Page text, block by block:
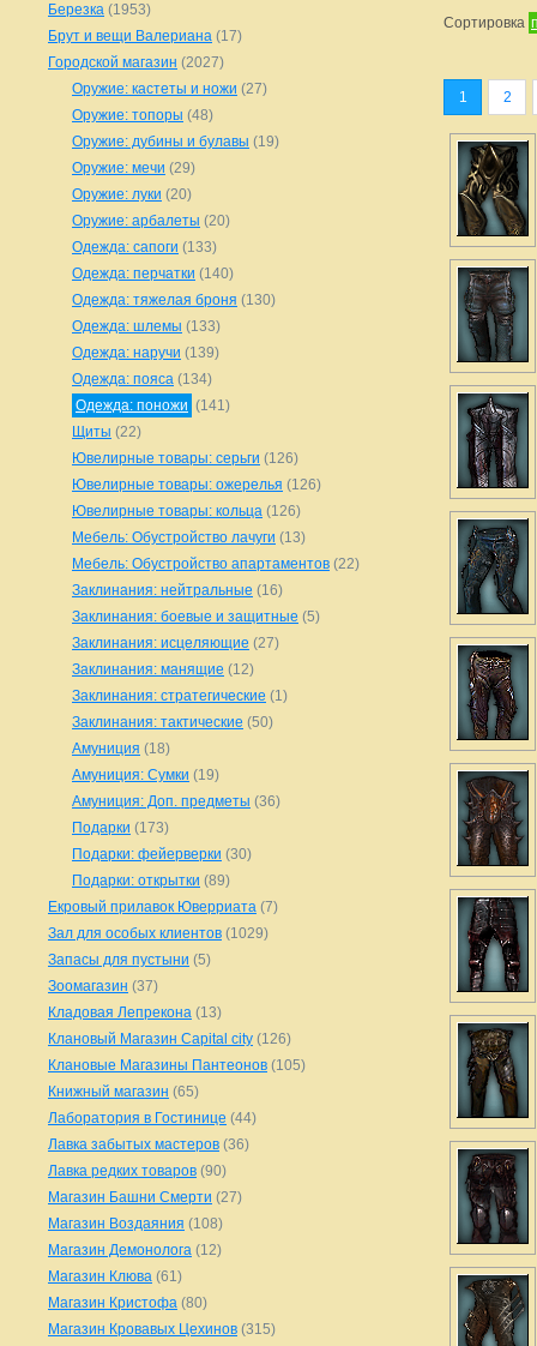
Сортировка
1 2
Березка (1953)
Брут и вещи Валериана (17)
Городской магазин (2027)
Оружие: кастеты и ножи (27)
Оружие: топоры (48)
Оружие: дубины и булавы (19)
Оружие: мечи (29)
Оружие: луки (20)
Оружие: арбалеты (20)
Одежда: сапоги (133)
Одежда: перчатки (140)
Одежда: тяжелая броня (130)
Одежда: шлемы (133)
Одежда: наручи (139)
Одежда: пояса (134)
Одежда: поножи (141)
Щиты (22)
Ювелирные товары: серьги (126)
Ювелирные товары: ожерелья (126)
Ювелирные товары: кольца (126)
Мебель: Обустройство лачуги (13)
Мебель: Обустройство апартаментов (22)
Заклинания: нейтральные (16)
Заклинания: боевые и защитные (5)
Заклинания: исцеляющие (27)
Заклинания: манящие (12)
Заклинания: стратегические (1)
Заклинания: тактические (50)
Амуниция (18)
Амуниция: Сумки (19)
Амуниция: Доп. предметы (36)
Подарки (173)
Подарки: фейерверки (30)
Подарки: открытки (89)
Екровый прилавок Юверриата (7)
Зал для особых клиентов (1029)
Запасы для пустыни (5)
Зоомагазин (37)
Кладовая Лепрекона (13)
Клановый Магазин Capital city (126)
Клановые Магазины Пантеонов (105)
Книжный магазин (65)
Лаборатория в Гостинице (44)
Лавка забытых мастеров (36)
Лавка редких товаров (90)
Магазин Башни Смерти (27)
Магазин Воздаяния (108)
Магазин Демонолога (12)
Магазин Клюва (61)
Магазин Кристофа (80)
Магазин Кровавых Цехинов (315)